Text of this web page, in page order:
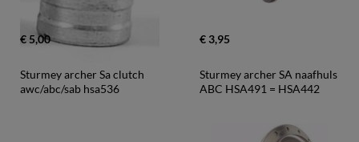
€ 5,00 € 3,95
Sturmey archer Sa clutch
awc/abc/sab hsa536
Sturmey archer SA naafhuls
ABC HSA491 = HSA442